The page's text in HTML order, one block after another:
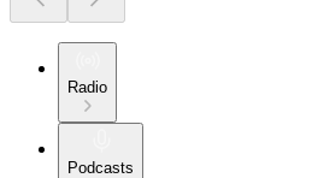
Radio
Podcasts